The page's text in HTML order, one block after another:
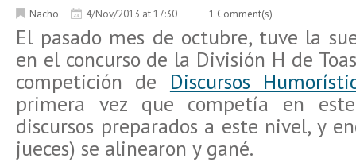
Nacho 4/Nov/2013 at 17:30 1 Comment(s)
El pasado mes de octubre, tuve la
en el concurso de la División H de
competición de Discursos
primera vez que competía en
discursos preparados a este nivel, y
jueces) se alinearon y gané.